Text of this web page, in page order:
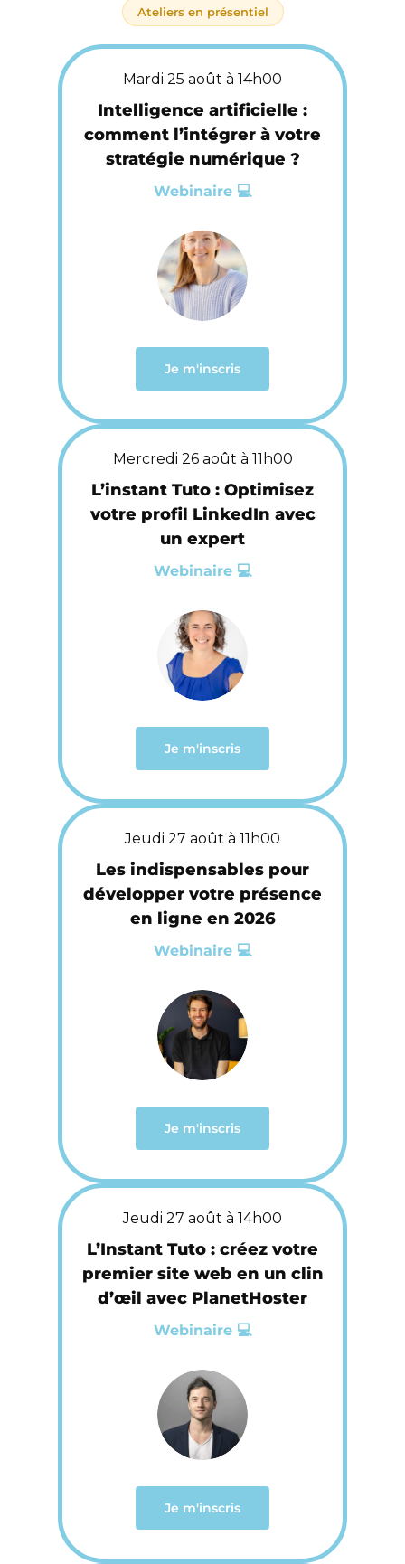
Ateliers en présentiel
Mardi 25 août à 14h00
Intelligence artificielle :
comment l’intégrer à votre
stratégie numérique ?
Webinaire 💻
Je m'inscris
Mercredi 26 août à 11h00
L’instant Tuto : Optimisez
votre profil LinkedIn avec
un expert
Webinaire 💻
Je m'inscris
Jeudi 27 août à 11h00
Les indispensables pour
développer votre présence
en ligne en 2026
Webinaire 💻
Je m'inscris
Jeudi 27 août à 14h00
L’Instant Tuto : créez votre
premier site web en un clin
d’œil avec PlanetHoster
Webinaire 💻
Je m'inscris